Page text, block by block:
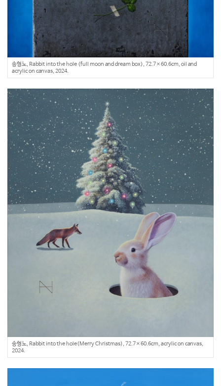
송형노, Rabbit into the hole (full moon and dream box), 72.7×60.6cm, oil and
acrylic on canvas, 2024.
송형노, Rabbit into the hole(Merry Christmas), 72.7×60.6cm, acrylic on canvas,
2024.